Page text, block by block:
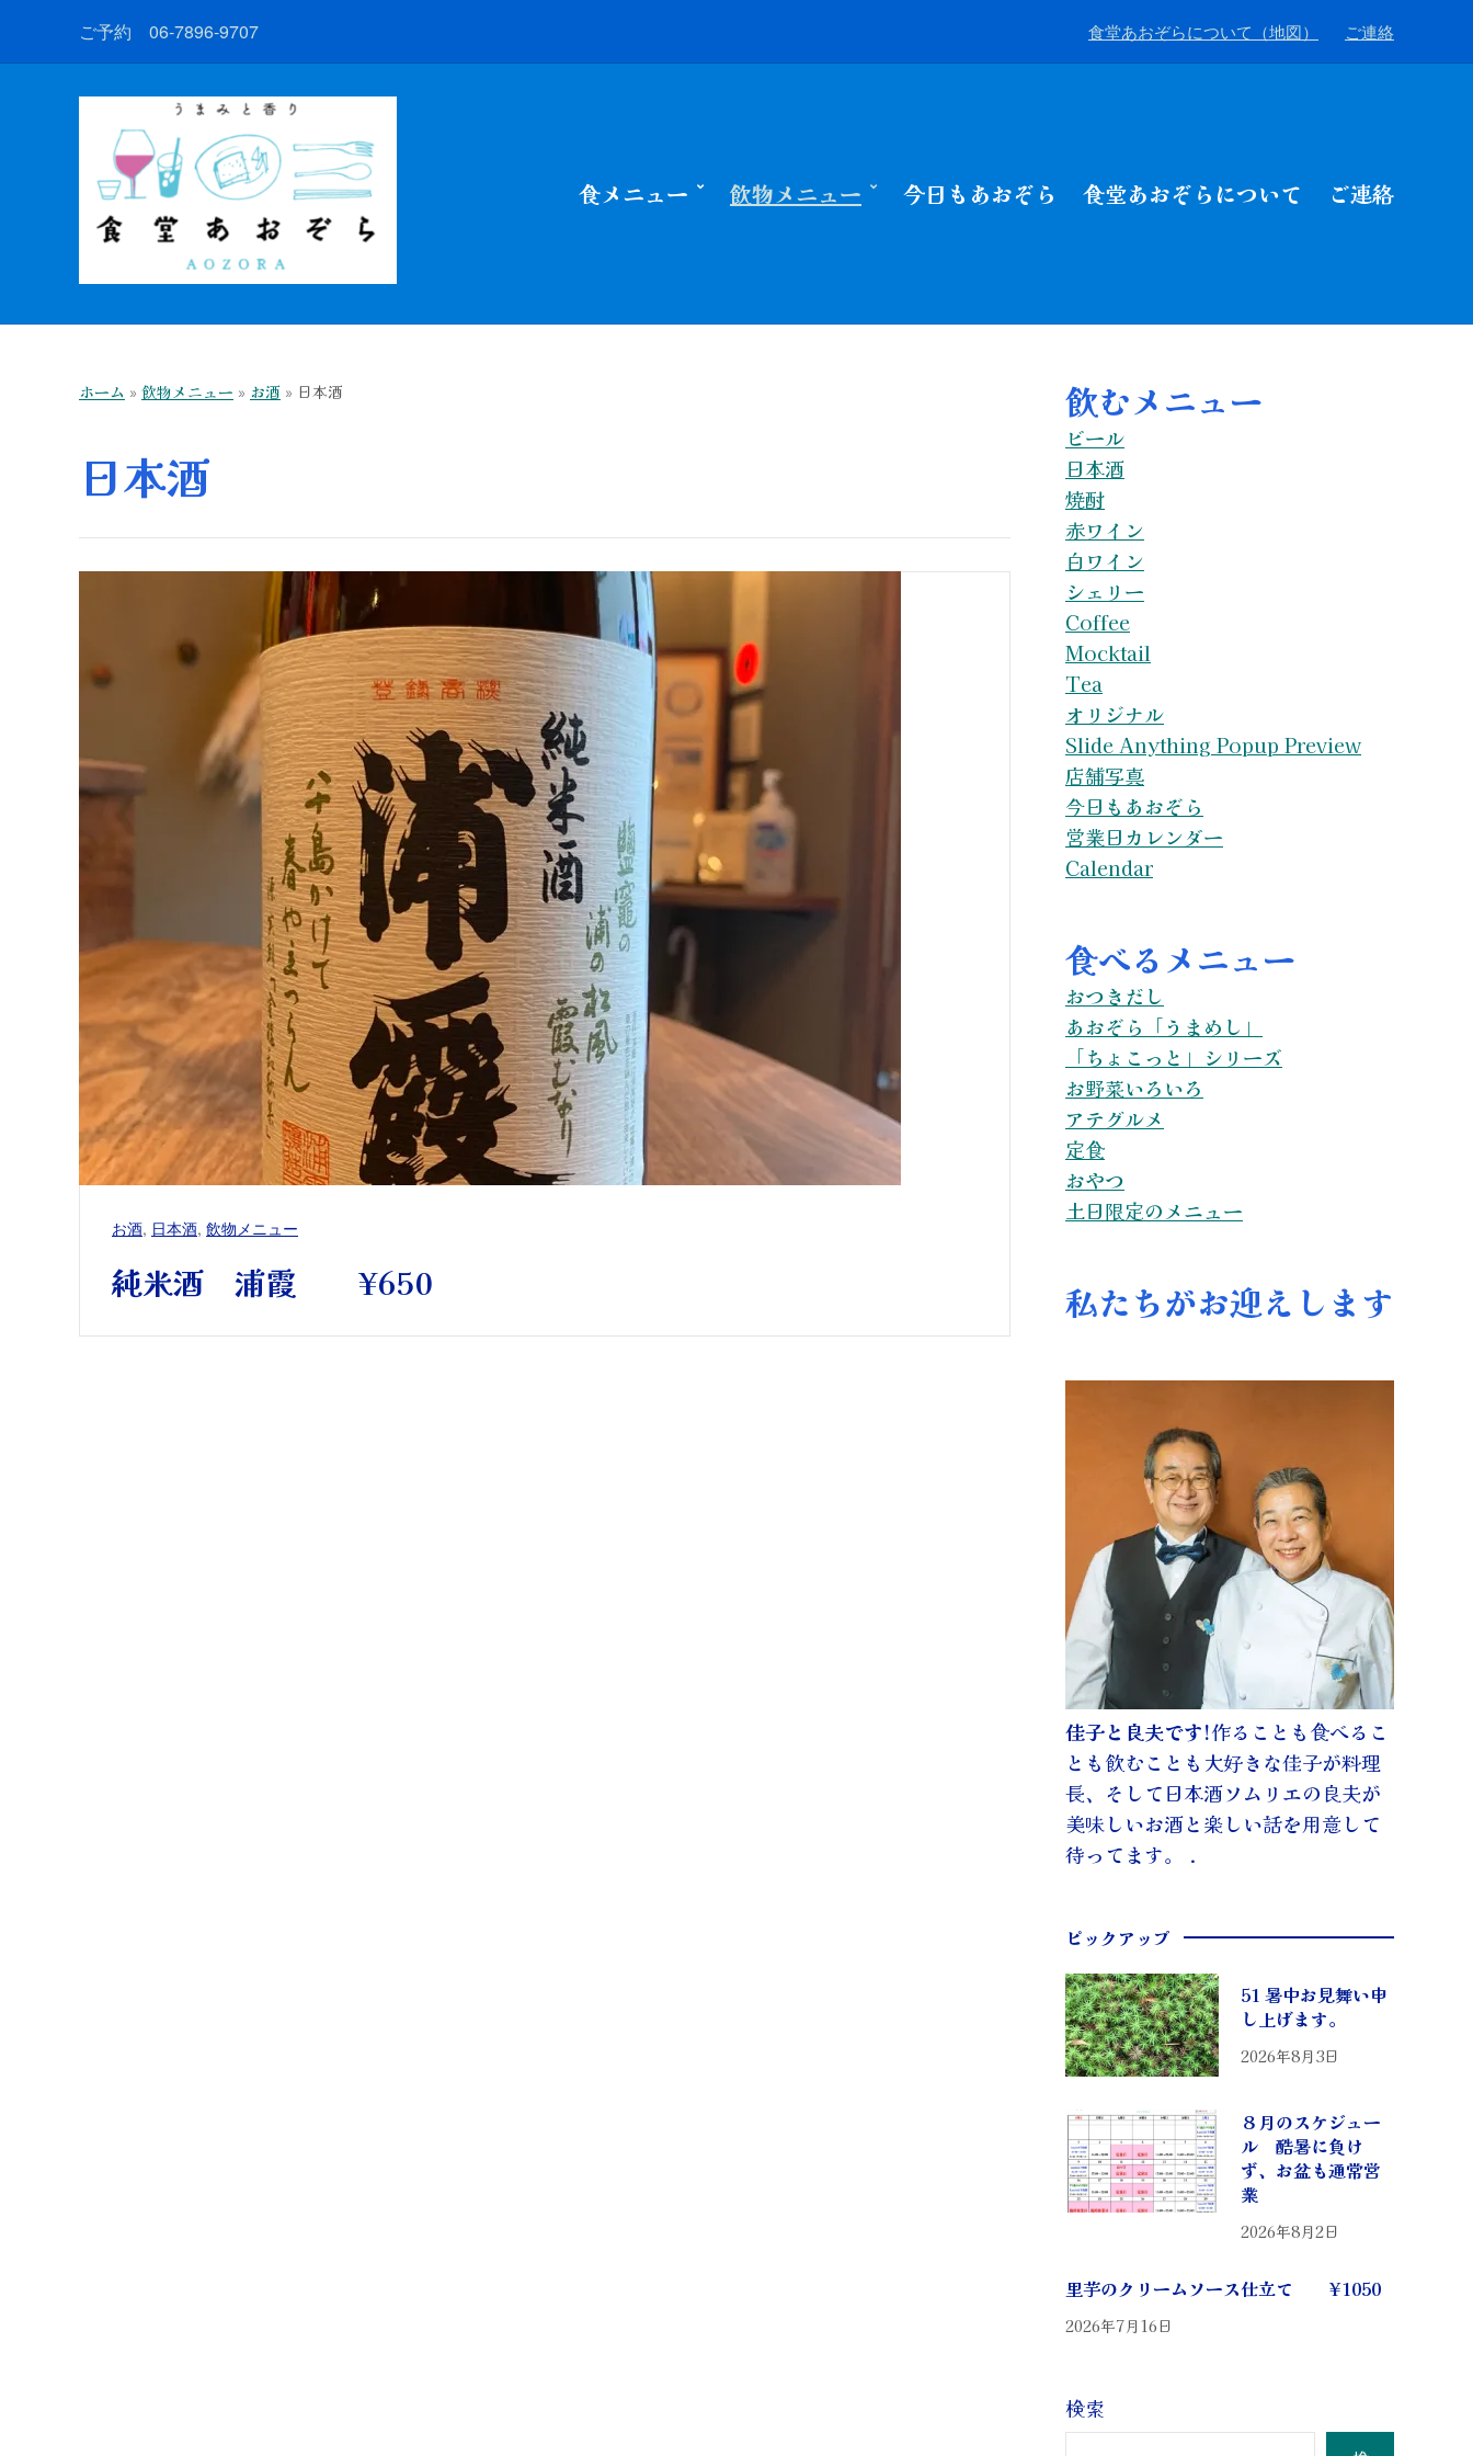
ご予約 06-7896-9707 食堂あおぞらについて（地図） ご連絡
食メニュー 飲物メニュー 今日もあおぞら 食堂あおぞらについて ご連絡
ホーム » 飲物メニュー » お酒 » 日本酒
日本酒
お酒, 日本酒, 飲物メニュー
純米酒 浦霞 ¥650
飲むメニュー
ビール
日本酒
焼酎
赤ワイン
白ワイン
シェリー
Coffee
Mocktail
Tea
オリジナル
Slide Anything Popup Preview
店舗写真
今日もあおぞら
営業日カレンダー
Calendar
食べるメニュー
おつきだし
あおぞら「うまめし」
「ちょこっと」シリーズ
お野菜いろいろ
アテグルメ
定食
おやつ
土日限定のメニュー
私たちがお迎えします
佳子と良夫です!作ることも食べるこ
とも飲むことも大好きな佳子が料理
長、そして日本酒ソムリエの良夫が
美味しいお酒と楽しい話を用意して
待ってます。 .
ピックアップ
51 暑中お見舞い申
し上げます。
2026年8月3日
８月のスケジュー
ル 酷暑に負け
ず、お盆も通常営
業
2026年8月2日
里芋のクリームソース仕立て ¥1050
2026年7月16日
検索